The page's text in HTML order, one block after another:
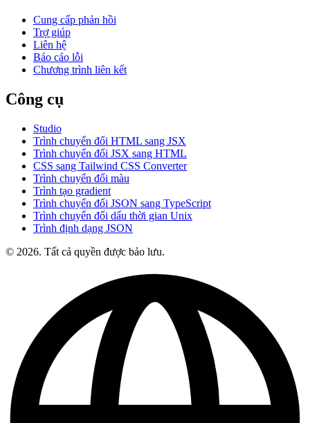
Cung cấp phản hồi
Trợ giúp
Liên hệ
Báo cáo lỗi
Chương trình liên kết
Công cụ
Studio
Trình chuyển đổi HTML sang JSX
Trình chuyển đổi JSX sang HTML
CSS sang Tailwind CSS Converter
Trình chuyển đổi màu
Trình tạo gradient
Trình chuyển đổi JSON sang TypeScript
Trình chuyển đổi dấu thời gian Unix
Trình định dạng JSON
© 2026. Tất cả quyền được bảo lưu.